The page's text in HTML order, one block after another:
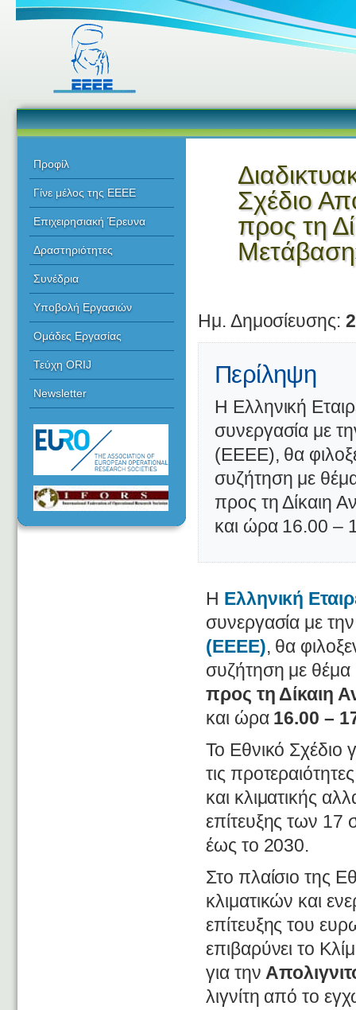
Προφίλ
Γίνε μέλος της ΕΕΕΕ
Επιχειρησιακή Έρευνα
Δραστηριότητες
Συνέδρια
Υποβολή Εργασιών
Ομάδες Εργασίας
Τεύχη ORIJ
Newsletter
Σχέδιο
προς τη
Ημ. Δημοσίευσης:
Περίληψη
Η Ελληνική
συνεργασία με
(EEEE), θα
συζήτηση με
προς τη Δίκαιη
και ώρα 16.00 –
Η Ελληνική
συνεργασία με
(EEEE), θα
συζήτηση με θέμα
προς τη Δίκαιη
και ώρα 16.00 –
Το Εθνικό Σχέδιο
τις
και κλιματικής
επίτευξης των 17
έως το 2030.
Στο πλαίσιο της
κλιματικών και
επίτευξης του
επιβαρύνει το
για την
λιγνίτη από το